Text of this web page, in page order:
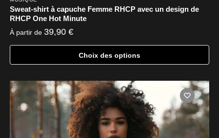
Sweat-shirt à capuche Femme RHCP avec un design de
RHCP One Hot Minute
À partir de 39,90 €
Choix des options
produit
a
plusieurs